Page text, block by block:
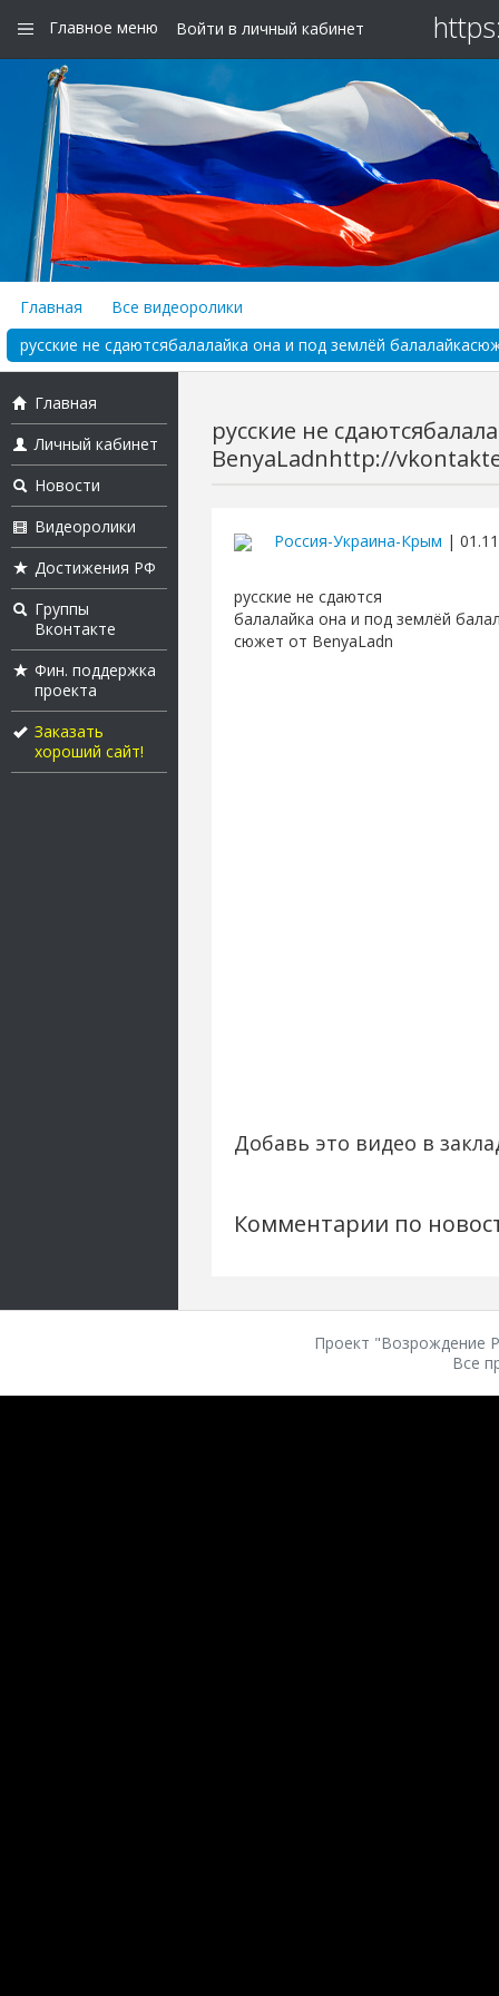
Главное меню Войти в личный кабинет
Главная
Все видеоролики
русские не сдаютсябалалайка она и под землёй
Главная
Личный кабинет
Новости
Видеоролики
Достижения РФ
Группы
Вконтакте
Фин. поддержка
проекта
Заказать
хороший сайт!
русские не
BenyaLadnhttp://
Россия-Украина-Крым |
русские не сдаются
балалайка она и под землёй
сюжет от BenyaLadn
Добавь это видео в
Комментарии по
Проект "Возрождение
Все